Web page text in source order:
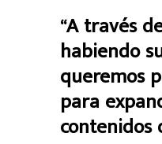
“A través
habiendo
queremos
para
contenidos